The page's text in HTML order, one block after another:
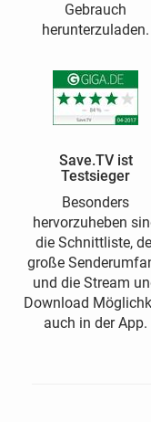
Gebrauch
herunterzuladen.
Save.TV ist
Testsieger
Besonders
hervorzuheben
die Schnittliste,
große
und die Stream
Download
auch in der App.